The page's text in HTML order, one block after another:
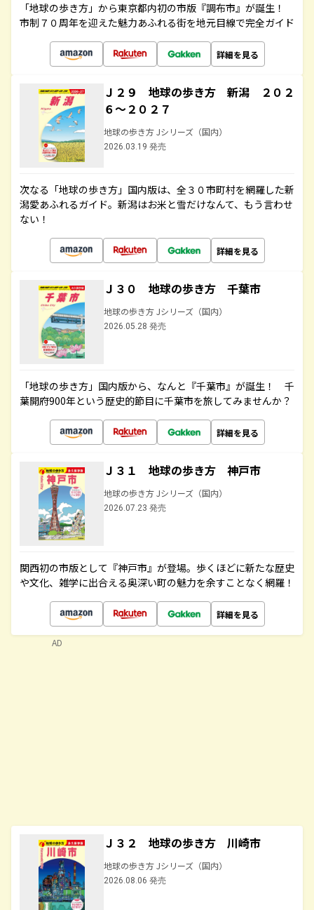
「地球の歩き方」から東京都内初の市版『調布市』が誕生！
市制７０周年を迎えた魅力あふれる街を地元目線で完全ガイド
詳細を見る
Ｊ２９ 地球の歩き方 新潟 ２０２
６～２０２７
地球の歩き方 Jシリーズ（国内）
2026.03.19 発売
次なる「地球の歩き方」国内版は、全３０市町村を網羅した新
潟愛あふれるガイド。新潟はお米と雪だけなんて、もう言わせ
ない！
詳細を見る
Ｊ３０ 地球の歩き方 千葉市
地球の歩き方 Jシリーズ（国内）
2026.05.28 発売
「地球の歩き方」国内版から、なんと『千葉市』が誕生！ 千
葉開府900年という歴史的節目に千葉市を旅してみませんか？
詳細を見る
Ｊ３１ 地球の歩き方 神戸市
地球の歩き方 Jシリーズ（国内）
2026.07.23 発売
関西初の市版として『神戸市』が登場。歩くほどに新たな歴史
や文化、雑学に出合える奥深い町の魅力を余すことなく網羅！
詳細を見る
Ｊ３２ 地球の歩き方 川崎市
地球の歩き方 Jシリーズ（国内）
2026.08.06 発売
AD